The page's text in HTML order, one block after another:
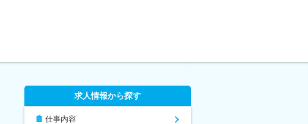
求人情報から探す
仕事内容